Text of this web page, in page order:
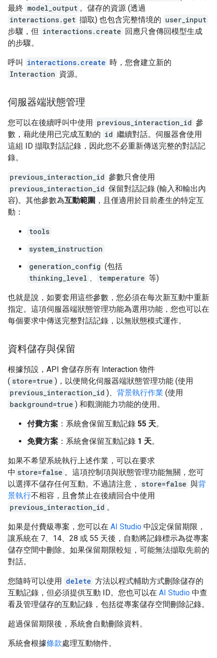
最終 model_output 。儲存的資源 (透過
interactions.get 擷取) 也包含完整情境的 user_input
步驟，但 interactions.create 回應只會傳回模型生成
的步驟。
呼叫 interactions.create 時，您會建立新的
Interaction 資源。
伺服器端狀態管理
您可以在後續呼叫中使用 previous_interaction_id 參
數，藉此使用已完成互動的 id 繼續對話。伺服器會使用
這組 ID 擷取對話記錄，因此您不必重新傳送完整的對話記
錄。
previous_interaction_id 參數只會使用
previous_interaction_id 保留對話記錄 (輸入和輸出內
容)。其他參數為互動範圍 ，且僅適用於目前產生的特定互
動：
tools
system_instruction
generation_config (包括
thinking_level 、 temperature 等)
也就是說，如要套用這些參數，您必須在每次新互動中重新
指定。這項伺服器端狀態管理功能為選用功能，您也可以在
每個要求中傳送完整對話記錄，以無狀態模式運作。
資料儲存與保留
根據預設，API 會儲存所有 Interaction 物件
( store=true )，以便簡化伺服器端狀態管理功能 (使用
previous_interaction_id )、 背景執行作業 (使用
background=true ) 和觀測能力功能的使用。
付費方案 ：系統會保留互動記錄 55 天。
免費方案 ：系統會保留互動記錄 1 天。
如果不希望系統執行上述作業，可以在要求
中 store=false 。這項控制項與狀態管理功能無關，您可
以選擇不儲存任何互動。不過請注意，
store=false 與背
景執行不相容，且會禁止在後續回合中使用
previous_interaction_id 。
如果是付費級專案，您可以在 AI Studio 中設定保留期限，
讓系統在 7、14、28 或 55 天後，自動將記錄標示為從專案
儲存空間中刪除。如果保留期限較短，可能無法擷取先前的
對話。
您隨時可以使用 delete 方法以程式輔助方式刪除儲存的
互動記錄，但必須提供互動 ID。您也可以在 AI Studio 中查
看及管理儲存的互動記錄，包括從專案儲存空間刪除記錄。
超過保留期限後，系統會自動刪除資料。
系統會根據條款處理互動物件。